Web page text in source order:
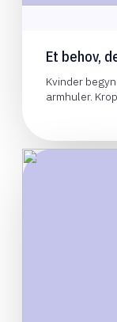
Et behov,
Kvinder
armhuler.